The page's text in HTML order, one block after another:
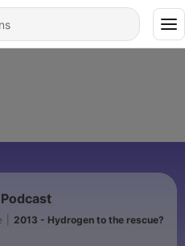
2013 - Hydrogen to the rescue?